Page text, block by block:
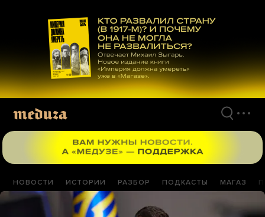
материалам
НОВОСТИ ИСТОРИИ РАЗБОР ПОДКАСТЫ МАГАЗ